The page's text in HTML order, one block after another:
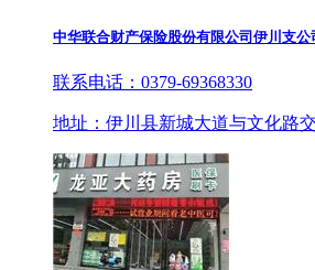
中华联合财产保险股份有限公司伊川支公
联系电话：0379-69368330
地址：伊川县新城大道与文化路